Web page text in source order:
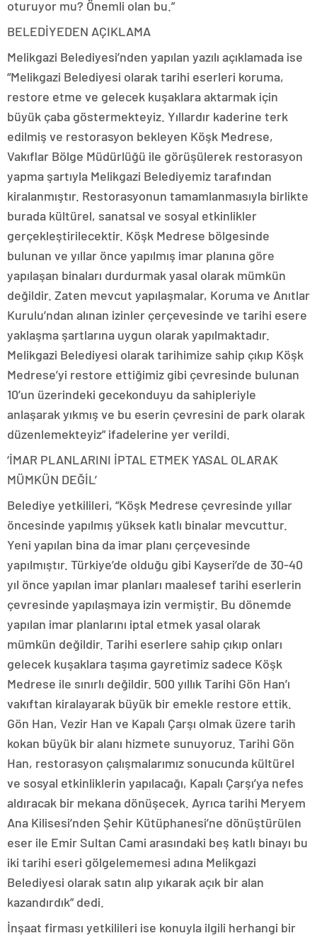
oturuyor mu? Önemli olan bu.”
BELEDİYEDEN AÇIKLAMA
Melikgazi Belediyesi’nden yapılan yazılı açıklamada ise
“Melikgazi Belediyesi olarak tarihi eserleri koruma,
restore etme ve gelecek kuşaklara aktarmak için
büyük çaba göstermekteyiz. Yıllardır kaderine terk
edilmiş ve restorasyon bekleyen Köşk Medrese,
Vakıflar Bölge Müdürlüğü ile görüşülerek restorasyon
yapma şartıyla Melikgazi Belediyemiz tarafından
kiralanmıştır. Restorasyonun tamamlanmasıyla birlikte
burada kültürel, sanatsal ve sosyal etkinlikler
gerçekleştirilecektir. Köşk Medrese bölgesinde
bulunan ve yıllar önce yapılmış imar planına göre
yapılaşan binaları durdurmak yasal olarak mümkün
değildir. Zaten mevcut yapılaşmalar, Koruma ve Anıtlar
Kurulu’ndan alınan izinler çerçevesinde ve tarihi esere
yaklaşma şartlarına uygun olarak yapılmaktadır.
Melikgazi Belediyesi olarak tarihimize sahip çıkıp Köşk
Medrese’yi restore ettiğimiz gibi çevresinde bulunan
10’un üzerindeki gecekonduyu da sahipleriyle
anlaşarak yıkmış ve bu eserin çevresini de park olarak
düzenlemekteyiz” ifadelerine yer verildi.
‘İMAR PLANLARINI İPTAL ETMEK YASAL OLARAK
MÜMKÜN DEĞİL’
Belediye yetkilileri, “Köşk Medrese çevresinde yıllar
öncesinde yapılmış yüksek katlı binalar mevcuttur.
Yeni yapılan bina da imar planı çerçevesinde
yapılmıştır. Türkiye’de olduğu gibi Kayseri’de de 30-40
yıl önce yapılan imar planları maalesef tarihi eserlerin
çevresinde yapılaşmaya izin vermiştir. Bu dönemde
yapılan imar planlarını iptal etmek yasal olarak
mümkün değildir. Tarihi eserlere sahip çıkıp onları
gelecek kuşaklara taşıma gayretimiz sadece Köşk
Medrese ile sınırlı değildir. 500 yıllık Tarihi Gön Han’ı
vakıftan kiralayarak büyük bir emekle restore ettik.
Gön Han, Vezir Han ve Kapalı Çarşı olmak üzere tarih
kokan büyük bir alanı hizmete sunuyoruz. Tarihi Gön
Han, restorasyon çalışmalarımız sonucunda kültürel
ve sosyal etkinliklerin yapılacağı, Kapalı Çarşı’ya nefes
aldıracak bir mekana dönüşecek. Ayrıca tarihi Meryem
Ana Kilisesi’nden Şehir Kütüphanesi’ne dönüştürülen
eser ile Emir Sultan Cami arasındaki beş katlı binayı bu
iki tarihi eseri gölgelememesi adına Melikgazi
Belediyesi olarak satın alıp yıkarak açık bir alan
kazandırdık” dedi.
İnşaat firması yetkilileri ise konuyla ilgili herhangi bir